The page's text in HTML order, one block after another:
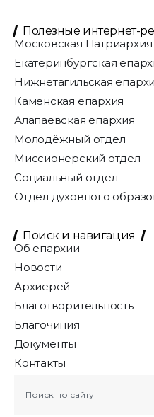
Полезные интернет-
Московская Патриархия
Екатеринбургская
Нижнетагильская
Каменская епархия
Алапаевская епархия
Молодёжный отдел
Миссионерский отдел
Социальный отдел
Отдел духовного
Поиск и навигация
Об епархии
Новости
Архиерей
Благотворительность
Благочиния
Документы
Контакты